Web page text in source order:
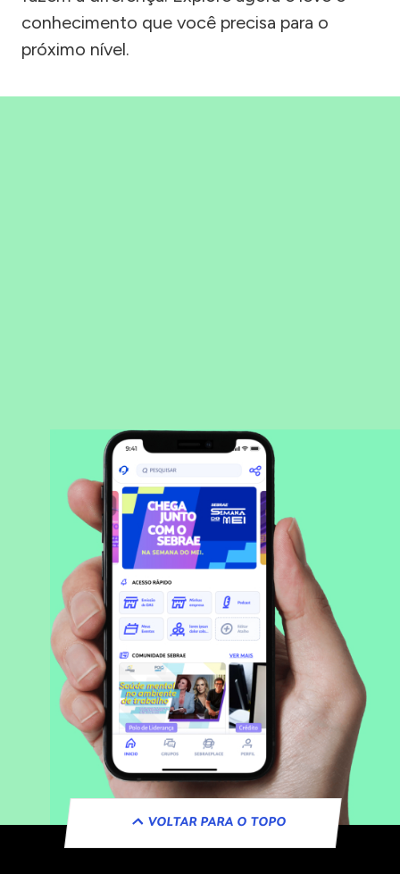
conhecimento que você precisa para o
próximo nível.
VOLTAR PARA O TOPO